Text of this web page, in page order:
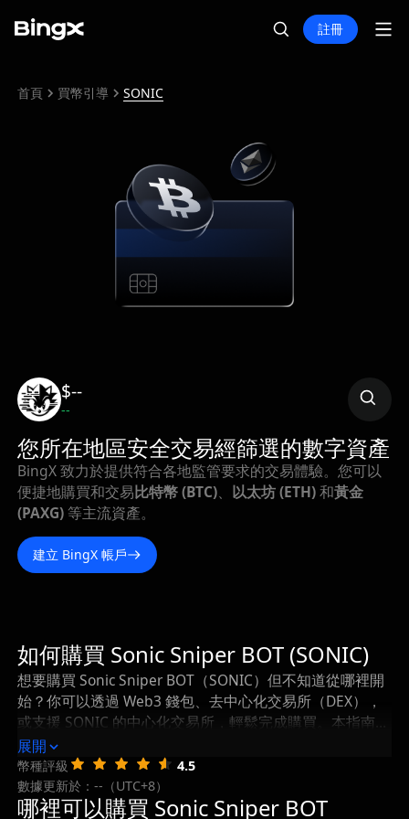
註冊
首頁 買幣引導 SONIC
$--
--
您所在地區安全交易經篩選的數字資產
BingX 致力於提供符合各地監管要求的交易體驗。您可以
便捷地購買和交易比特幣 (BTC)、 以太坊 (ETH)和黃金
(PAXG) 等主流資產。
建立 BingX 帳戶
如何購買 Sonic Sniper BOT (SONIC)
想要購買 Sonic Sniper BOT（SONIC）但不知道從哪裡開
始？你可以透過 Web3 錢包、去中心化交易所（DEX），
或支援 SONIC 的中心化交易所，輕鬆完成購買。本指南將
一步步帶你瞭解如何購買 Sonic Sniper BOT，以及在購買
後如何安全地儲存和管理你的 SONIC。
展開
幣種評級
4.5
數據更新於：--（UTC+8）
哪裡可以購買 Sonic Sniper BOT